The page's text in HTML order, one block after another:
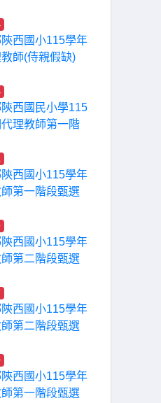
西國小115學年
師(侍親假缺)
西國民小學115
理教師第一階
西國小115學年
第一階段甄選
西國小115學年
第二階段甄選
西國小115學年
第二階段甄選
西國小115學年
第一階段甄選